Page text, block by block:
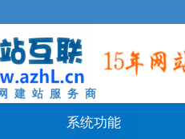
建 站 服 务 商
系统功能